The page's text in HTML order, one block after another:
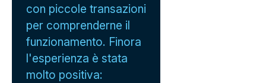
con piccole transazioni
per comprenderne il
funzionamento. Finora
l'esperienza è stata
molto positiva: